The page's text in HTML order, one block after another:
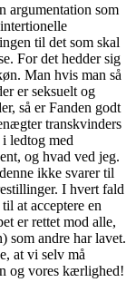
argumentation som
til det som skal
For det hedder sig
Man hvis man så
er seksuelt og
så er Fanden godt
transkvinders
i ledtog med
og hvad ved jeg.
ikke svarer til
I hvert fald
at acceptere en
er rettet mod alle,
som andre har lavet.
at vi selv må
og vores kærlighed!